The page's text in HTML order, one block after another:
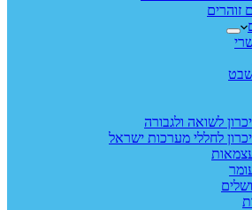
זוהרים
לשואה ולגבורה
לחללי מערכות ישראל